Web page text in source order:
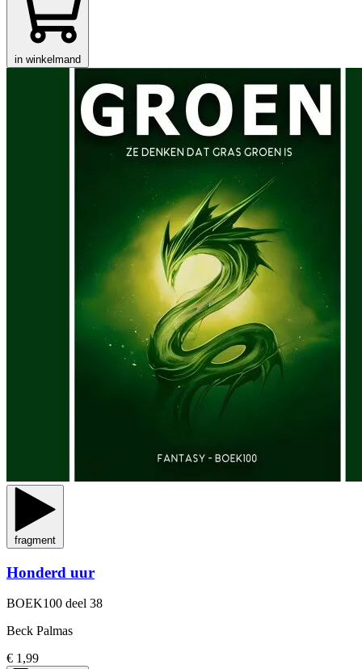
in winkelmand
fragment
Honderd uur
BOEK100 deel 38
Beck Palmas
€ 1,99